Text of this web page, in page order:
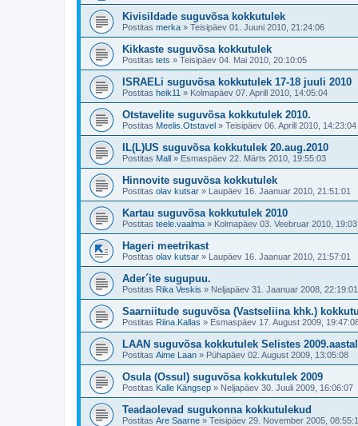
Kivisildade suguvõsa kokkutulek
Postitas merka » Teisipäev 01. Juuni 2010, 21:24:06
Kikkaste suguvõsa kokkutulek
Postitas tets » Teisipäev 04. Mai 2010, 20:10:05
ISRAELi suguvõsa kokkutulek 17-18 juuli 2010
Postitas heik11 » Kolmapäev 07. Aprill 2010, 14:05:04
Otstavelite suguvõsa kokkutulek 2010.
Postitas Meelis.Otstavel » Teisipäev 06. Aprill 2010, 14:23:04
IL(L)US suguvõsa kokkutulek 20.aug.2010
Postitas Mall » Esmaspäev 22. Märts 2010, 19:55:03
Hinnovite suguvõsa kokkutulek
Postitas olav kutsar » Laupäev 16. Jaanuar 2010, 21:51:01
Kartau suguvõsa kokkutulek 2010
Postitas teele.vaalma » Kolmapäev 03. Veebruar 2010,
Hageri meetrikast
Postitas olav kutsar » Laupäev 16. Jaanuar 2010, 21:57:01
Ader´ite sugupuu.
Postitas Rika Veskis » Neljapäev 31. Jaanuar 2008, 22:19:01
Saarniitude suguvõsa (Vastseliina khk.)
Postitas Riina.Kallas » Esmaspäev 17. August 2009,
LAAN suguvõsa kokkutulek Selistes
Postitas Aime Laan » Pühapäev 02. August 2009, 13:05:08
Osula (Ossul) suguvõsa kokkutulek 2009
Postitas Kalle Kängsep » Neljapäev 30. Juuli 2009, 16:06:07
Teadaolevad sugukonna kokkutulekud
Postitas Are Saarne » Teisipäev 29. November 2005,